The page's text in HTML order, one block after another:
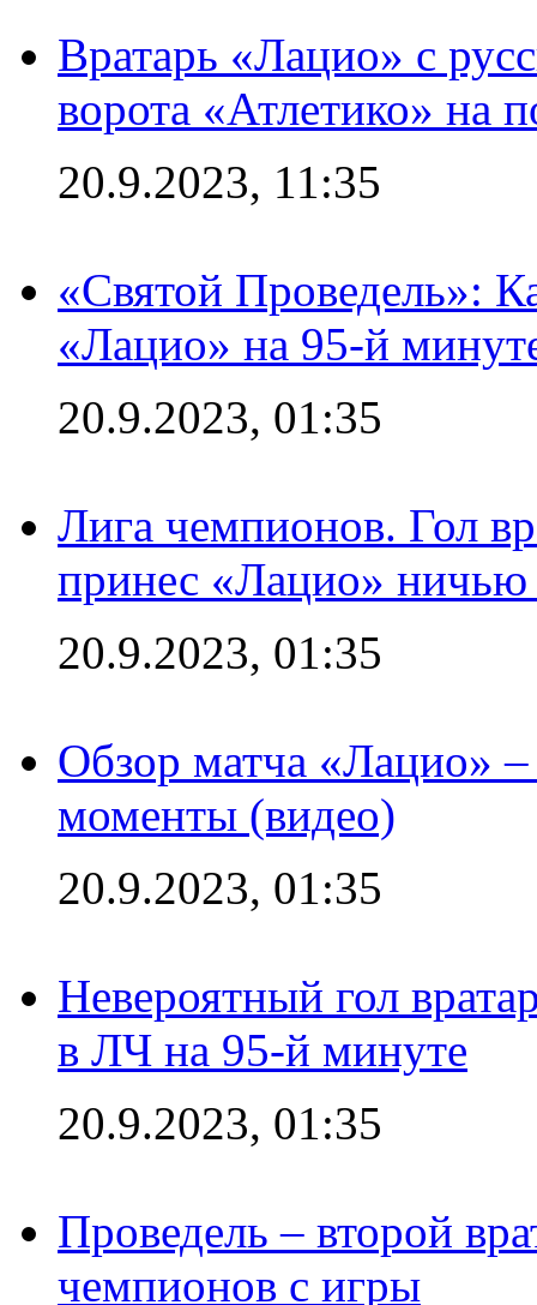
Вратарь «Лацио» с
ворота «Атлетико» на
20.9.2023, 11:35
«Святой Проведель»:
«Лацио» на 95-й
20.9.2023, 01:35
Лига чемпионов. Гол
принес «Лацио» ничью
20.9.2023, 01:35
Обзор матча «Лацио»
моменты (видео)
20.9.2023, 01:35
Невероятный гол
в ЛЧ на 95-й минуте
20.9.2023, 01:35
Проведель – второй
чемпионов с игры